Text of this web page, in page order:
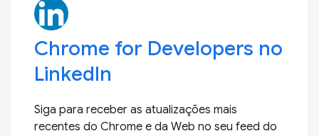
Chrome for Developers no
LinkedIn
Siga para receber as atualizações mais
recentes do Chrome e da Web no seu feed do